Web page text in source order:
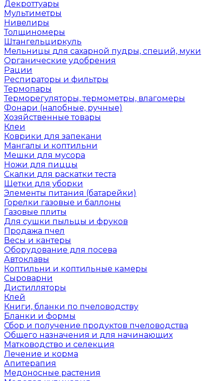
Декроттуары
Мультиметры
Нивелиры
Толщиномеры
Штангельциркуль
Мельницы для сахарной пудры, специй, муки
Органические удобрения
Рации
Респираторы и фильтры
Термопары
Терморегуляторы, термометры, влагомеры
Фонари (налобные, ручные)
Хозяйственные товары
Клеи
Коврики для запекани
Мангалы и коптильни
Мешки для мусора
Ножи для пиццы
Скалки для раскатки теста
Щетки для уборки
Элементы питания (батарейки)
Горелки газовые и баллоны
Газовые плиты
Для сушки пыльцы и фруков
Продажа пчел
Весы и кантеры
Оборудование для посева
Автоклавы
Коптильни и коптильные камеры
Сыроварни
Дистилляторы
Клей
Книги, бланки по пчеловодству
Бланки и формы
Сбор и получение продуктов пчеловодства
Общего назначения и для начинающих
Матководство и селекция
Лечение и корма
Апитерапия
Медоносные растения